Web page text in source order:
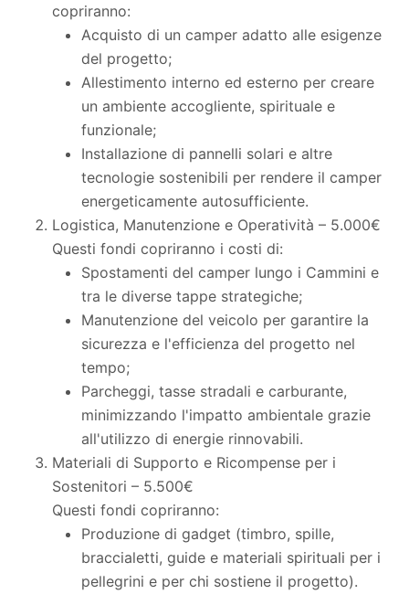
copriranno:
Acquisto di un camper adatto alle esigenze
del progetto;
Allestimento interno ed esterno per creare
un ambiente accogliente, spirituale e
funzionale;
Installazione di pannelli solari e altre
tecnologie sostenibili per rendere il camper
energeticamente autosufficiente.
Logistica, Manutenzione e Operatività – 5.000€
Questi fondi copriranno i costi di:
Spostamenti del camper lungo i Cammini e
tra le diverse tappe strategiche;
Manutenzione del veicolo per garantire la
sicurezza e l'efficienza del progetto nel
tempo;
Parcheggi, tasse stradali e carburante,
minimizzando l'impatto ambientale grazie
all'utilizzo di energie rinnovabili.
Materiali di Supporto e Ricompense per i
Sostenitori – 5.500€
Questi fondi copriranno:
Produzione di gadget (timbro, spille,
braccialetti, guide e materiali spirituali per i
pellegrini e per chi sostiene il progetto).